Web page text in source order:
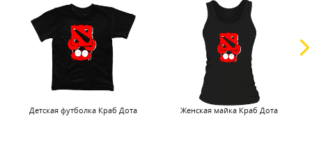
Детская футболка Краб Дота Женская майка Краб Дота